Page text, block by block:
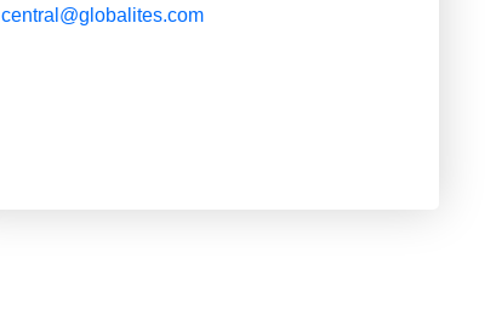
central@globalites.com